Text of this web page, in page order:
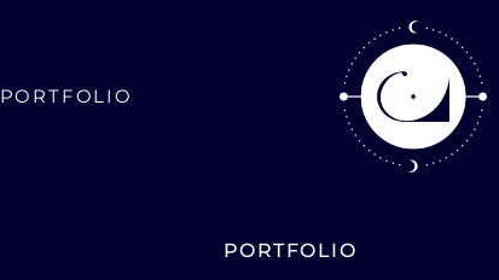
PORTFOLIO
PORTFOLIO